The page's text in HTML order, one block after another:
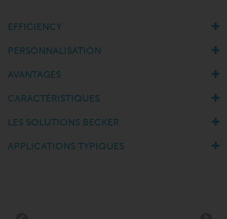
EFFICIENCY
PERSONNALISATION
AVANTAGES
CARACTÉRISTIQUES
LES SOLUTIONS BECKER
APPLICATIONS TYPIQUES